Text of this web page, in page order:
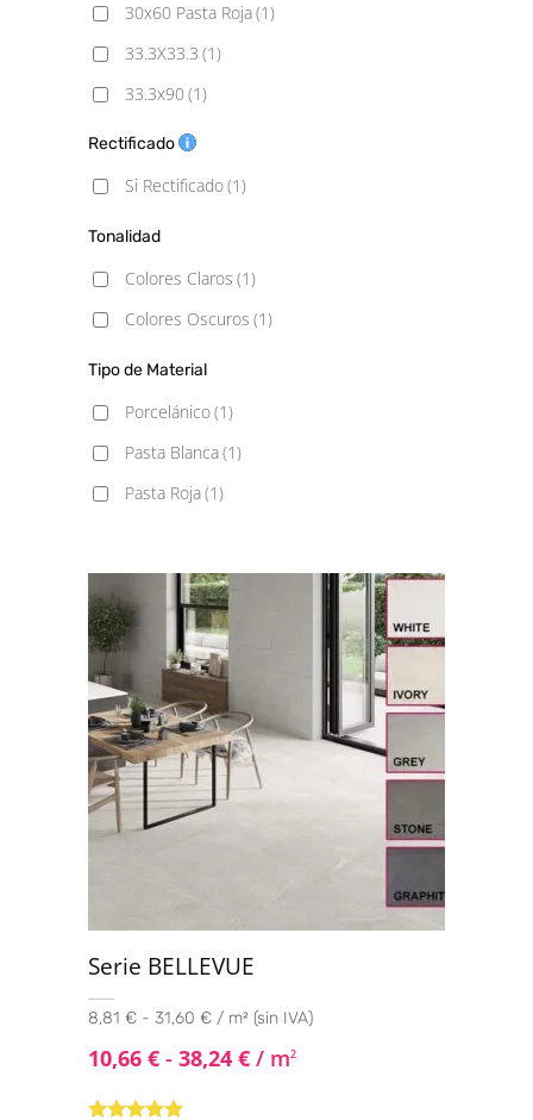
30x60 Pasta Roja(1)
33.3X33.3 (1)
33.3x90 (1)
45x45 (1)
60x60
(1)
120x120 (1)
Rectificado
Si Rectificado(1)
Tonalidad
Colores Claros (1)
Colores Oscuros (1)
Tipo de Material
Porcelánico(1)
Pasta Blanca(1)
Pasta Roja(1)
Serie BELLEVUE
8,81 € - 31,60 € / m² (sin IVA)
10,66 € - 38,24 € / m2